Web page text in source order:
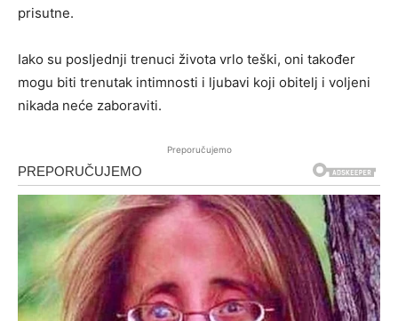
prisutne.
Iako su posljednji trenuci života vrlo teški, oni također
mogu biti trenutak intimnosti i ljubavi koji obitelj i voljeni
nikada neće zaboraviti.
Preporučujemo